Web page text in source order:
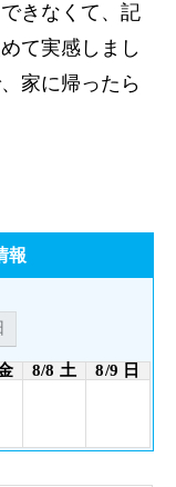
きなくて、記
て実感しまし
家に帰ったら
報
8/8 土 8/9 日